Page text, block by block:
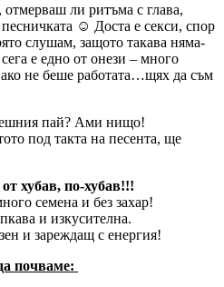
ли ритъма с глава,
☺ Доста е секси, спор
слушам, защото такава няма-
е едно от онези – много
не беше работата…щях да съм
пай? Ами нищо!
под такта на песента, ще
хубав, по-хубав!!!
семена и без захар!
и изкусителна.
и зареждащ с енергия!
почваме: